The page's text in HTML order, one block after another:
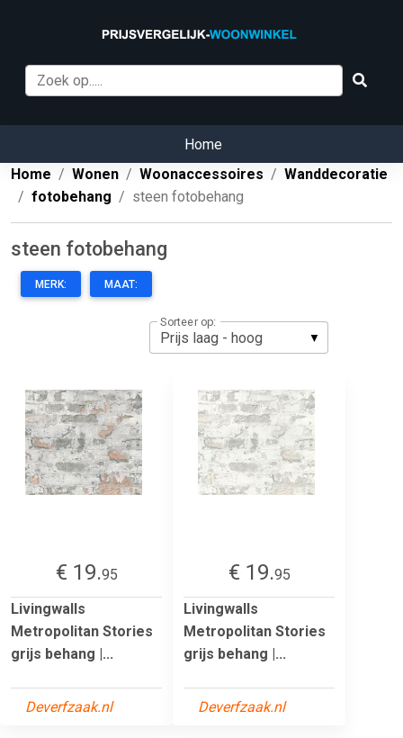
Home
Home
Wonen Woonaccessoires
Wanddecoratie
fotobehang
steen fotobehang
steen fotobehang
MERK: MAAT:
Sorteer op:
€ 19.95
Livingwalls
Metropolitan Stories
grijs behang |...
Deverfzaak.nl
€ 19.95
Livingwalls
Metropolitan Stories
grijs behang |...
Deverfzaak.nl